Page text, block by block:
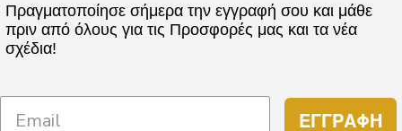
Πραγματοποίησε σήμερα την εγγραφή σου και μάθε
πριν από όλους για τις Προσφορές μας και τα νέα
σχέδια!
ΕΓΓΡΑΦΗ